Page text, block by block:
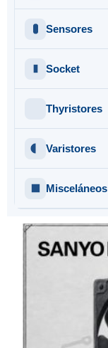
Sensores
Socket
Thyristores
Varistores
Misceláneos